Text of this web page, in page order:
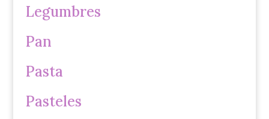
Legumbres
Pan
Pasta
Pasteles